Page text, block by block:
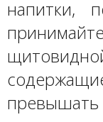
напитки,